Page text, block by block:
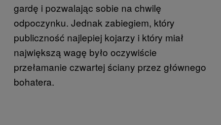
gardę i pozwalając sobie na chwilę
odpoczynku. Jednak zabiegiem, który
publiczność najlepiej kojarzy i który miał
największą wagę było oczywiście
przełamanie czwartej ściany przez głównego
bohatera.